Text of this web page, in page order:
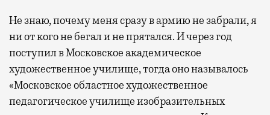
Не знаю, почему меня сразу в армию не забрали, я
ни от кого не бегал и не прятался. И через год
поступил в Московское академическое
художественное училище, тогда оно называлось
«Московское областное художественное
педагогическое училище изобразительных